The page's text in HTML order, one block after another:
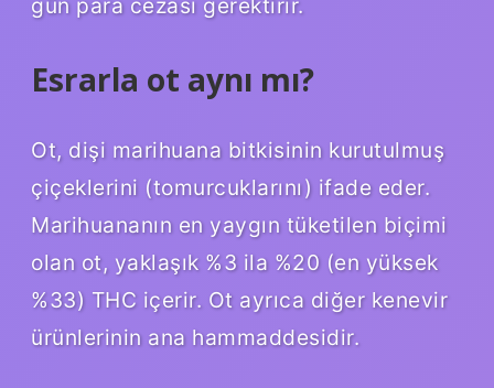
gün para cezası gerektirir.
Esrarla ot aynı mı?
Ot, dişi marihuana bitkisinin kurutulmuş
çiçeklerini (tomurcuklarını) ifade eder.
Marihuananın en yaygın tüketilen biçimi
olan ot, yaklaşık %3 ila %20 (en yüksek
%33) THC içerir. Ot ayrıca diğer kenevir
ürünlerinin ana hammaddesidir.